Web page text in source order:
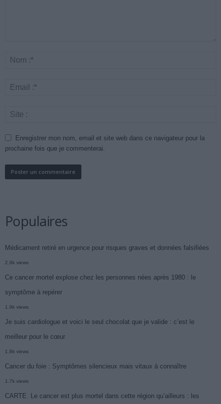
Enregistrer mon nom, email et site web dans ce navigateur pour la
prochaine fois que je commenterai.
Populaires
Médicament retiré en urgence pour risques graves et données falsifiées
2.9k views
Ce cancer mortel explose chez les personnes nées après 1980 : le
symptôme à repérer
1.9k views
Je suis cardiologue et voici le seul chocolat que je valide : c’est le
meilleur pour le cœur
1.8k views
Cancer du foie : Symptômes silencieux mais vitaux à connaître
1.7k views
CARTE. Le cancer est plus mortel dans cette région qu’ailleurs : les